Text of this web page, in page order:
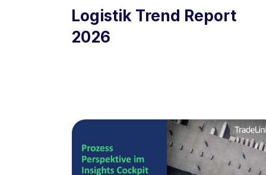
Logistik Trend Report
2026